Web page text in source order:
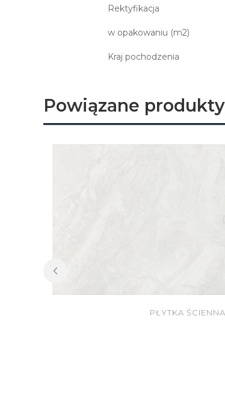
Rektyfikacja
w opakowaniu (m2)
Kraj pochodzenia
Powiązane produkty
PŁYTKA